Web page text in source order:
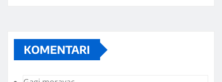
KOMENTARI